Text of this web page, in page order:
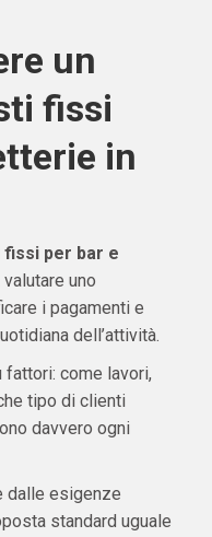
un
fissi
in
fissi per bar e
uno
i pagamenti e
dell’attività.
come lavori,
tipo di clienti
davvero ogni
dalle esigenze
standard uguale